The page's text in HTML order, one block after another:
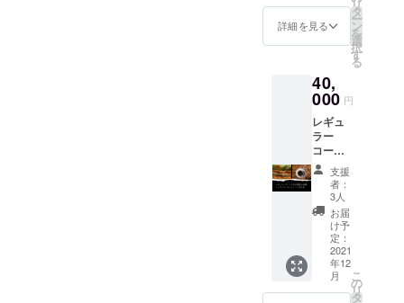
フィー
ル社製
を使っ
て磨き
ます。
＊靴磨
きはビ
ジネス
シュー
ズ、パ
ンプス
のみ対
象で
す。 ＊
ニュー
はブ
方に限
りま
タン付
け糸等
ション
等は別
途料金
がかか
りま
す。 ＊
縫製は
国内の
工場で
行い、
完成ま
で約３
て１枚
のシャ
計測は
厳選屋
店内ま
たは
リーガ
ル
シュー
ズ岡崎
店にて
店長が
行いま
す。
（ご来
店いた
だける
方に限
て ＊プ
レート
のサイ
ズは約
20cmの
ものに
なりま
す ＊掲
示期間
は3年以
上とし
ます
が、予
期せぬ
天災等
によっ
て剥が
れ、修
復不可
能な場
詳細を見る
リ
タ
ー
ン
を
選
択
す
る
40,
000 円
レギュ
ラー
コー
ヒー半
年間飲
み放題
チケッ
ト（ご
本人の
み）＋
レギュ
ラー
ホット
支援
者：
3人
お届
け予
定：
2021
年12
月
こ
の
リ
タ